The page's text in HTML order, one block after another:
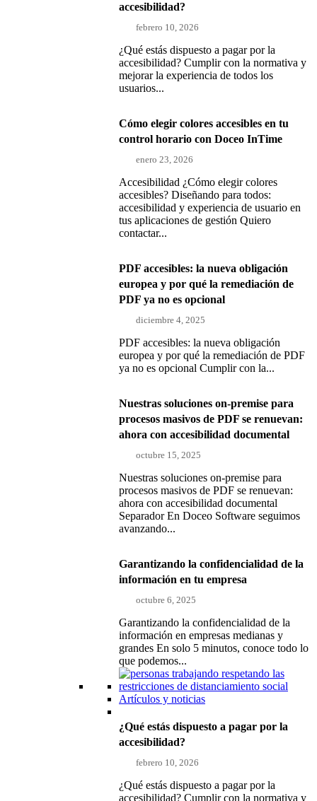
accesibilidad?
febrero 10, 2026
¿Qué estás dispuesto a pagar por la
accesibilidad? Cumplir con la normativa y
mejorar la experiencia de todos los
usuarios...
Cómo elegir colores accesibles en tu
control horario con Doceo InTime
enero 23, 2026
Accesibilidad ¿Cómo elegir colores
accesibles? Diseñando para todos:
accesibilidad y experiencia de usuario en
tus aplicaciones de gestión Quiero
contactar...
PDF accesibles: la nueva obligación
europea y por qué la remediación de
PDF ya no es opcional
diciembre 4, 2025
PDF accesibles: la nueva obligación
europea y por qué la remediación de PDF
ya no es opcional Cumplir con la...
Nuestras soluciones on-premise para
procesos masivos de PDF se renuevan:
ahora con accesibilidad documental
octubre 15, 2025
Nuestras soluciones on-premise para
procesos masivos de PDF se renuevan:
ahora con accesibilidad documental
Separador En Doceo Software seguimos
avanzando...
Garantizando la confidencialidad de la
información en tu empresa
octubre 6, 2025
Garantizando la confidencialidad de la
información en empresas medianas y
grandes En solo 5 minutos, conoce todo lo
que podemos...
Artículos y noticias
¿Qué estás dispuesto a pagar por la
accesibilidad?
febrero 10, 2026
¿Qué estás dispuesto a pagar por la
accesibilidad? Cumplir con la normativa y